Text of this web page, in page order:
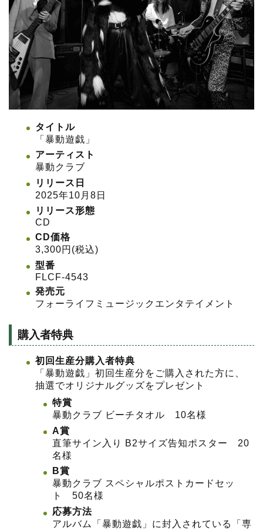
タイトル
「暴動遊戯」
アーティスト
暴動クラブ
リリース日
2025年10月8日
リリース形態
CD
CD価格
3,300円(税込)
型番
FLCF-4543
発売元
フォーライフミュージックエンタテイメント
購入者特典
初回生産分購入者特典
「暴動遊戯」初回生産分をご購入された方に、
抽選でオリジナルグッズをプレゼント
特賞
暴動クラブ ビーチタオル 10名様
A賞
直筆サイン入り B2サイズ告知ポスター 20
名様
B賞
暴動クラブ スペシャルポストカードセッ
ト 50名様
応募方法
アルバム「暴動遊戯」に封入されている「専